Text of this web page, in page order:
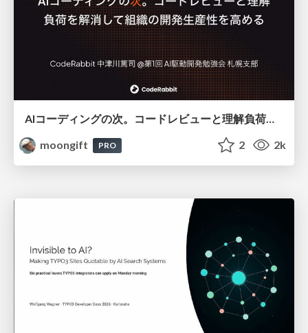
AIコーディングの次。コードレビューと理解負荷を解消して組織の開発生産性を高める
moongift
PRO 2 2k